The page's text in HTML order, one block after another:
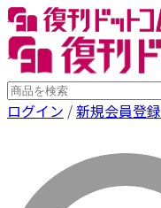
ログイン /新規会員登録